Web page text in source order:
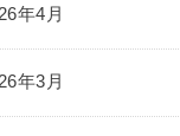
年4月
年3月